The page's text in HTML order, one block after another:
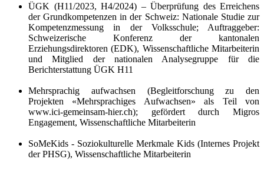
ÜGK (H11/2023, H4/2024) – Überprüfung des Erreichens
der Grundkompetenzen in der Schweiz: Nationale Studie zur
Kompetenzmessung in der Volksschule; Auftraggeber:
Schweizerische Konferenz der kantonalen
Erziehungsdirektoren (EDK), Wissenschaftliche Mitarbeiterin
und Mitglied der nationalen Analysegruppe für die
Berichterstattung ÜGK H11
Mehrsprachig aufwachsen (Begleitforschung zu den
Projekten «Mehrsprachiges Aufwachsen» als Teil von
www.ici-gemeinsam-hier.ch); gefördert durch Migros
Engagement, Wissenschaftliche Mitarbeiterin
SoMeKids - Soziokulturelle Merkmale Kids (Internes Projekt
der PHSG), Wissenschaftliche Mitarbeiterin